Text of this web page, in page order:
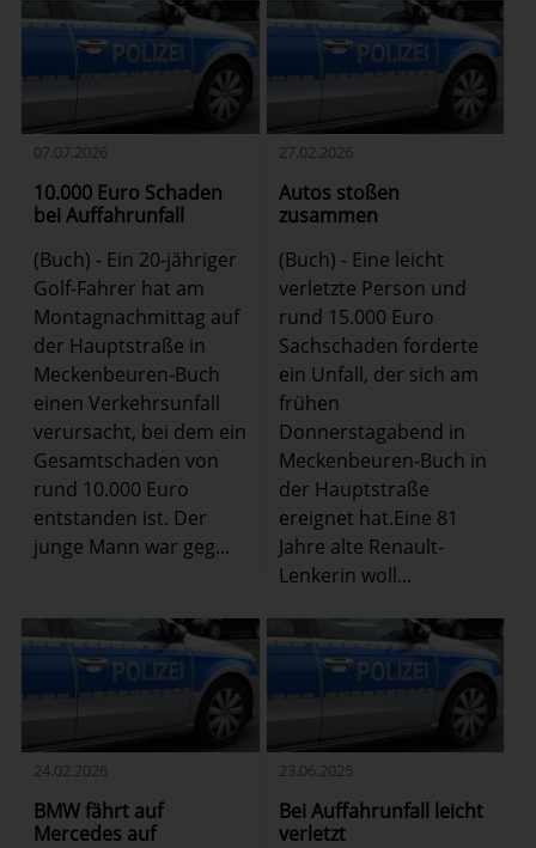
07.07.2026
10.000 Euro Schaden
bei Auffahrunfall
(Buch) - Ein 20-jähriger
Golf-Fahrer hat am
Montagnachmittag auf
der Hauptstraße in
Meckenbeuren-Buch
einen Verkehrsunfall
verursacht, bei dem ein
Gesamtschaden von
rund 10.000 Euro
entstanden ist. Der
junge Mann war geg...
27.02.2026
Autos stoßen
zusammen
(Buch) - Eine leicht
verletzte Person und
rund 15.000 Euro
Sachschaden forderte
ein Unfall, der sich am
frühen
Donnerstagabend in
Meckenbeuren-Buch in
der Hauptstraße
ereignet hat.Eine 81
Jahre alte Renault-
Lenkerin woll...
24.02.2026
BMW fährt auf
Mercedes auf
23.06.2025
Bei Auffahrunfall leicht
verletzt